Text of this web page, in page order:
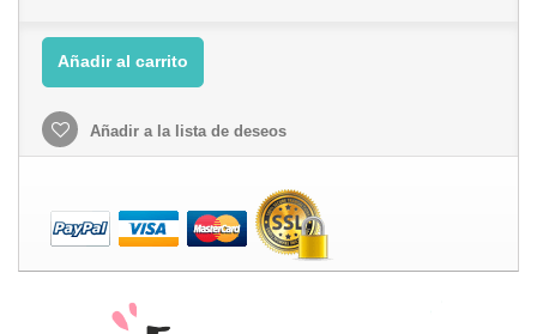
Añadir al carrito
Añadir a la lista de deseos